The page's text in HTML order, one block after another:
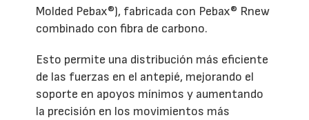
Molded Pebax®), fabricada con Pebax® Rnew
combinado con fibra de carbono.
Esto permite una distribución más eficiente
de las fuerzas en el antepié, mejorando el
soporte en apoyos mínimos y aumentando
la precisión en los movimientos más